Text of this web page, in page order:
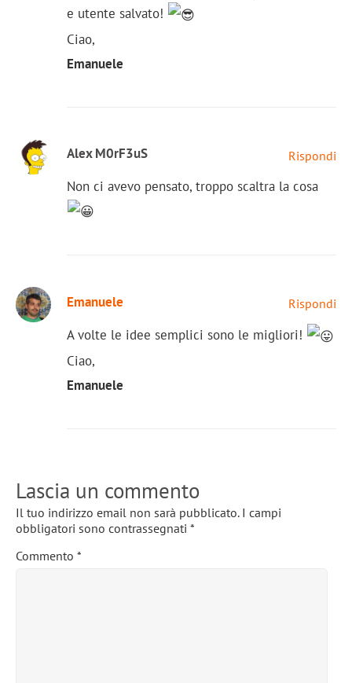
e utente salvato!
Ciao,
Emanuele
Alex M0rF3uS Rispondi
Non ci avevo pensato, troppo scaltra la cosa
Emanuele Rispondi
A volte le idee semplici sono le migliori!
Ciao,
Emanuele
Lascia un commento
Il tuo indirizzo email non sarà pubblicato. I campi
obbligatori sono contrassegnati *
Commento *